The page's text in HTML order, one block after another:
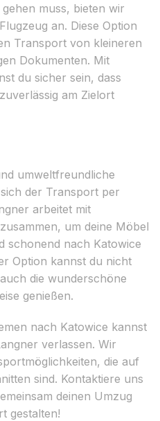
muss, bieten wir
an. Diese Option
Transport von kleineren
Dokumenten. Mit
du sicher sein, dass
am Zielort
umweltfreundliche
der Transport per
arbeitet mit
um deine Möbel
schonend nach Katowice
Option kannst du nicht
die wunderschöne
genießen.
nach Katowice kannst
verlassen. Wir
die auf
sind. Kontaktiere uns
deinen Umzug
gestalten!